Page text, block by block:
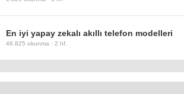
En iyi yapay zekalı akıllı telefon modelleri
46.825 okunma · 2 hf.